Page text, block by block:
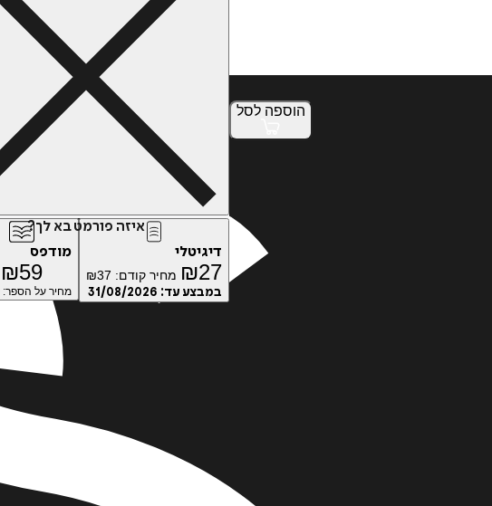
הוספה לסל
איזה פורמט בא לך?
דיגיטלי
₪27 מחיר קודם: ₪37
במבצע עד: 31/08/2026
מודפס
₪59
מחיר על הספר: ₪